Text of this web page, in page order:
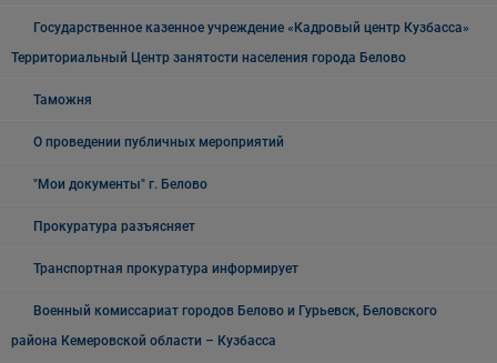
Государственное казенное учреждение «Кадровый центр Кузбасса»
Территориальный Центр занятости населения города Белово
Таможня
О проведении публичных мероприятий
"Мои документы" г. Белово
Прокуратура разъясняет
Транспортная прокуратура информирует
Военный комиссариат городов Белово и Гурьевск, Беловского
района Кемеровской области – Кузбасса